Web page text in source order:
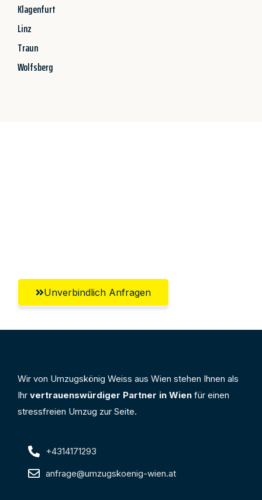
Klagenfurt
Linz
Traun
Wolfsberg
Unverbindlich Anfragen
Wir von Umzugskönig Weiss aus Wien stehen Ihnen als
Ihr vertrauenswürdiger Partner in Wien für einen
stressfreien Umzug zur Seite.
+4314171293
anfrage@umzugskoenig-wien.at